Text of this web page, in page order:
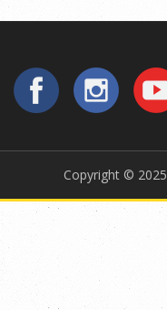
Copyright © 2025